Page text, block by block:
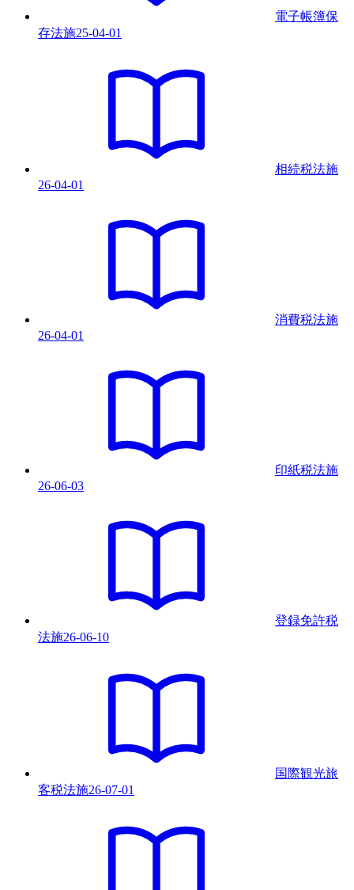
電子帳簿保
存法施25-04-01
相続税法施
26-04-01
消費税法施
26-04-01
印紙税法施
26-06-03
登録免許税
法施26-06-10
国際観光旅
客税法施26-07-01